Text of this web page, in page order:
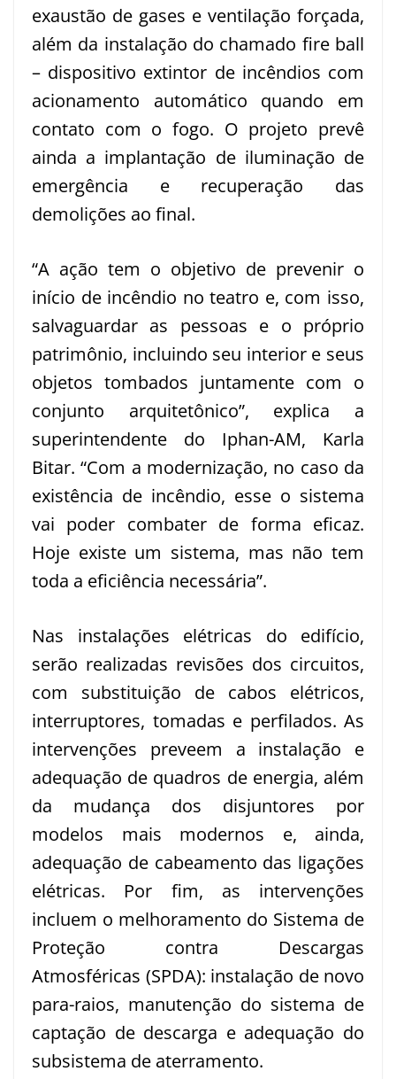
exaustão de gases e ventilação forçada,
além da instalação do chamado fire ball
– dispositivo extintor de incêndios com
acionamento automático quando em
contato com o fogo. O projeto prevê
ainda a implantação de iluminação de
emergência e recuperação das
demolições ao final.
“A ação tem o objetivo de prevenir o
início de incêndio no teatro e, com isso,
salvaguardar as pessoas e o próprio
patrimônio, incluindo seu interior e seus
objetos tombados juntamente com o
conjunto arquitetônico”, explica a
superintendente do Iphan-AM, Karla
Bitar. “Com a modernização, no caso da
existência de incêndio, esse o sistema
vai poder combater de forma eficaz.
Hoje existe um sistema, mas não tem
toda a eficiência necessária”.
Nas instalações elétricas do edifício,
serão realizadas revisões dos circuitos,
com substituição de cabos elétricos,
interruptores, tomadas e perfilados. As
intervenções preveem a instalação e
adequação de quadros de energia, além
da mudança dos disjuntores por
modelos mais modernos e, ainda,
adequação de cabeamento das ligações
elétricas. Por fim, as intervenções
incluem o melhoramento do Sistema de
Proteção contra Descargas
Atmosféricas (SPDA): instalação de novo
para-raios, manutenção do sistema de
captação de descarga e adequação do
subsistema de aterramento.